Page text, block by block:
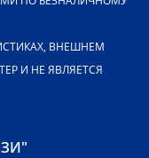
ВНЕШНЕМ
И НЕ ЯВЛЯЕТСЯ